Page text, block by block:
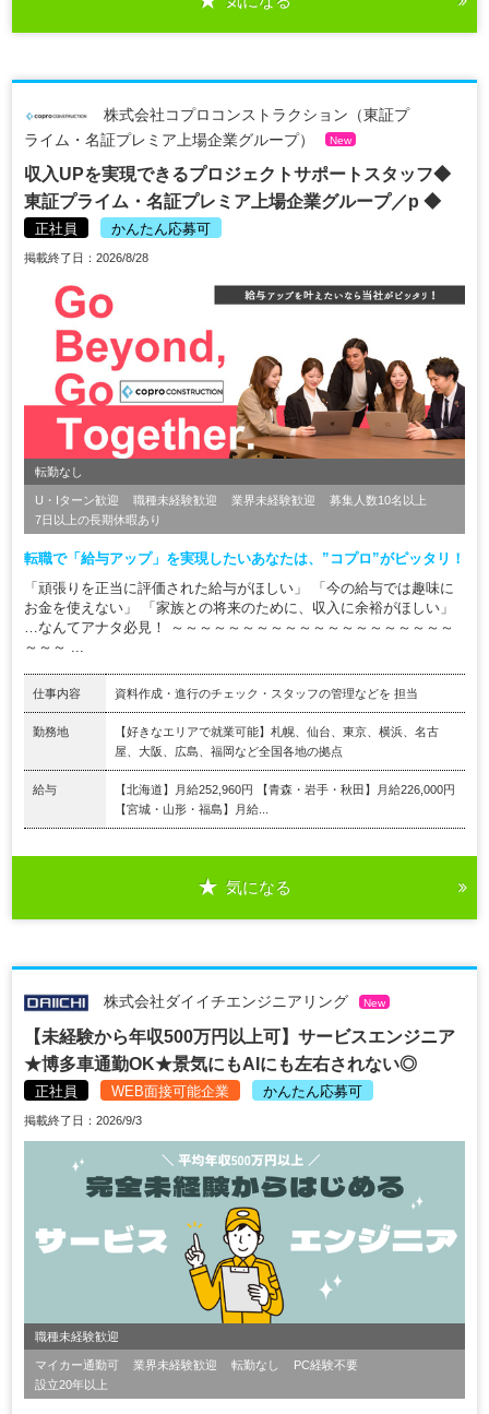
株式会社コプロコンストラクション（東証プ
ライム・名証プレミア上場企業グループ）
New
収入UPを実現できるプロジェクトサポートスタッフ◆
東証プライム・名証プレミア上場企業グループ／p ◆
正社員 かんたん応募可
掲載終了日：2026/8/28
転勤なし
U・Iターン歓迎 職種未経験歓迎 業界未経験歓迎
募集人数10名以上
7日以上の長期休暇あり
転職で「給与アップ」を実現したいあなたは、”コプロ”がピッタリ！
「頑張りを正当に評価された給与がほしい」 「今の給与では趣味に
お金を使えない」 「家族との将来のために、収入に余裕がほしい」
…なんてアナタ必見！ ～～～～～～～～～～～～～～～～～～～～
～～～ ...
仕事内容 資料作成・進行のチェック・スタッフの管理などを 担当
勤務地
【好きなエリアで就業可能】札幌、仙台、東京、横浜、名古
屋、大阪、広島、福岡など全国各地の拠点
給与
【北海道】月給252,960円 【青森・岩手・秋田】月給226,000円
【宮城・山形・福島】月給...
気になる
株式会社ダイイチエンジニアリング New
【未経験から年収500万円以上可】サービスエンジニア
★博多車通勤OK★景気にもAIにも左右されない◎
正社員 WEB面接可能企業 かんたん応募可
掲載終了日：2026/9/3
職種未経験歓迎
マイカー通勤可 業界未経験歓迎 転勤なし
PC経験不要
設立20年以上